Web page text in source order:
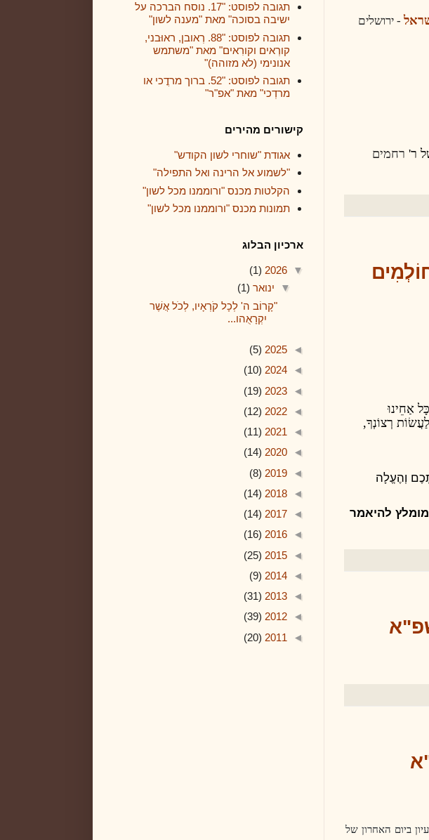
- ירושלים
ר' רחמים
אַחֵינוּ
רְצוֹנְךָ,
וְהֶעֱלָה
להיאמר
ולאחר 10 ימי עיון ביום האחרון של
תגובה לפוסט: "17. נוסח הברכה על
ישיבה בסוכה" מאת "מענה לשון"
תגובה לפוסט: "88. רְאובן, ראוּבני,
קורְאים וקורִאים" מאת "משתמש
אנונימי (לא מזוהה)"
תגובה לפוסט: "52. ברוך מרדֳכי או
מרדְכי" מאת "אפ"ר"
קישורים מהירים
אגודת "שוחרי לשון הקודש"
"לשמוע אל הרינה ואל התפילה"
הקלטות מכנס "ורוממנו מכל לשון"
תמונות מכנס "ורוממנו מכל לשון"
ארכיון הבלוג
▼
2026
(1)
▼ ינואר (1)
"קָרוֹב ה' לְכָל קֹרְאָיו, לְכֹל אֲשֶׁר
יִקְרָאֻהו...
◄
2025
(5)
◄
2024
(10)
◄
2023
(19)
◄
2022
(12)
◄
2021
(11)
◄
2020
(14)
◄
2019
(8)
◄
2018
(14)
◄
2017
(14)
◄
2016
(16)
◄
2015
(25)
◄
2014
(9)
◄
2013
(31)
◄
2012
(39)
◄
2011
(20)